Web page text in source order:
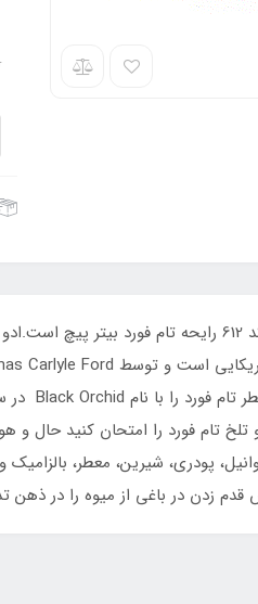
وانیل، پودری، شیرین، معطر،
زدن در باغی از میوه را در ذهن